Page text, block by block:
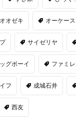
オオゼキ オーケー
サイゼリヤ
グボーイ ファミレ
フ 成城石井
西友